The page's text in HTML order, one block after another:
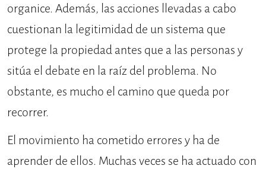
organice. Además, las acciones llevadas a cabo
cuestionan la legitimidad de un sistema que
protege la propiedad antes que a las personas y
sitúa el debate en la raíz del problema. No
obstante, es mucho el camino que queda por
recorrer.
El movimiento ha cometido errores y ha de
aprender de ellos. Muchas veces se ha actuado con